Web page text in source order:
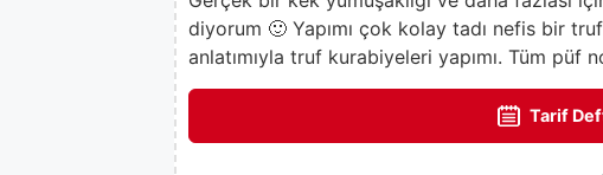
diyorum 🙂 Yapımı çok kolay tadı nefis bir
anlatımıyla truf kurabiyeleri yapımı. Tüm püf
Tarif